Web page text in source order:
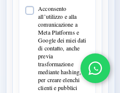
Acconsento
all’utilizzo e alla
comunicazione a
Meta Platforms e
Google dei miei dati
di contatto, anche
previa
trasformazione
mediante hashing,
per creare elenchi
clienti e pubblici